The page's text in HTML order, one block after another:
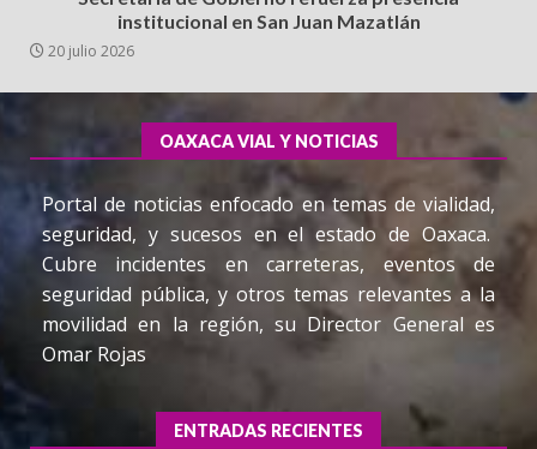
institucional en San Juan Mazatlán
20 julio 2026
OAXACA VIAL Y NOTICIAS
Portal de noticias enfocado en temas de vialidad,
seguridad, y sucesos en el estado de Oaxaca.
Cubre incidentes en carreteras, eventos de
seguridad pública, y otros temas relevantes a la
movilidad en la región, su Director General es
Omar Rojas
ENTRADAS RECIENTES